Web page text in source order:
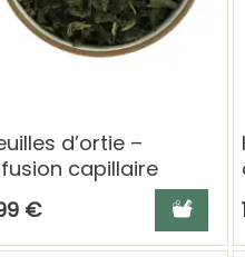
d’ortie –
capillaire
€ Ajouter